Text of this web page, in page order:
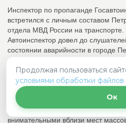
Инспектор по пропаганде
встретился с личным составом
отдела МВД России на транспорте.
Автоинспектор довел до
состоянии аварийности в городе
основные причины дорожно-
разъяснил изменения в
Инспектор напомнил водителям о
личном транспорте, призвал их
внимательными вблизи мест
Продолжая пользоваться
условиями обработки файлов
Ок